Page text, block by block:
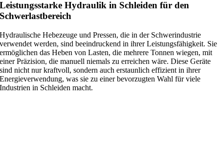
Leistungsstarke Hydraulik in Schleiden für den
Schwerlastbereich
Hydraulische Hebezeuge und Pressen, die in der Schwerindustrie
verwendet werden, sind beeindruckend in ihrer Leistungsfähigkeit. Sie
ermöglichen das Heben von Lasten, die mehrere Tonnen wiegen, mit
einer Präzision, die manuell niemals zu erreichen wäre. Diese Geräte
sind nicht nur kraftvoll, sondern auch erstaunlich effizient in ihrer
Energieverwendung, was sie zu einer bevorzugten Wahl für viele
Industrien in Schleiden macht.